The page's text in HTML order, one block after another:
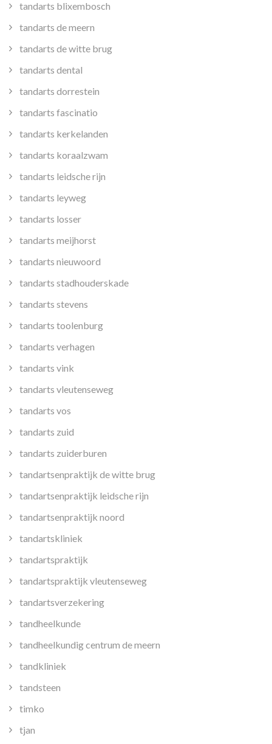
tandarts blixembosch
tandarts de meern
tandarts de witte brug
tandarts dental
tandarts dorrestein
tandarts fascinatio
tandarts kerkelanden
tandarts koraalzwam
tandarts leidsche rijn
tandarts leyweg
tandarts losser
tandarts meijhorst
tandarts nieuwoord
tandarts stadhouderskade
tandarts stevens
tandarts toolenburg
tandarts verhagen
tandarts vink
tandarts vleutenseweg
tandarts vos
tandarts zuid
tandarts zuiderburen
tandartsenpraktijk de witte brug
tandartsenpraktijk leidsche rijn
tandartsenpraktijk noord
tandartskliniek
tandartspraktijk
tandartspraktijk vleutenseweg
tandartsverzekering
tandheelkunde
tandheelkundig centrum de meern
tandkliniek
tandsteen
timko
tjan